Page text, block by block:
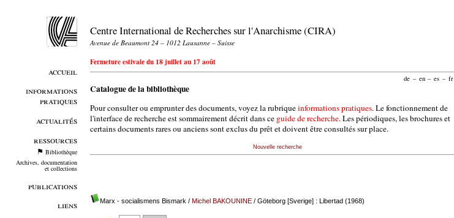
accueil
informations
pratiques
actualités
ressources
Bibliothèque
Archives, documentation
et collections
publications
liens
Centre International de Recherches sur l'Anarchisme (CIRA)
Avenue de Beaumont 24 – 1012 Lausanne – Suisse
Fermeture estivale du 18 juillet au 17 août
de – en – es – fr
Catalogue de la bibliothèque
Pour consulter ou emprunter des documents, voyez la rubriqueinformations pratiques. Le fonctionnement de
l'interface de recherche est sommairement décrit dans ce guide de recherche. Les périodiques, les brochures et
certains documents rares ou anciens sont exclus du prêt et doivent être consultés sur place.
Nouvelle recherche
Marx - socialismens Bismark / Michel BAKOUNINE/ Göteborg [Sverige] : Libertad (1968)